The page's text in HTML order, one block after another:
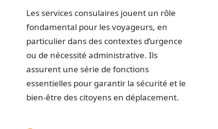
Les services consulaires jouent un rôle
fondamental pour les voyageurs, en
particulier dans des contextes d’urgence
ou de nécessité administrative. Ils
assurent une série de fonctions
essentielles pour garantir la sécurité et le
bien-être des citoyens en déplacement.